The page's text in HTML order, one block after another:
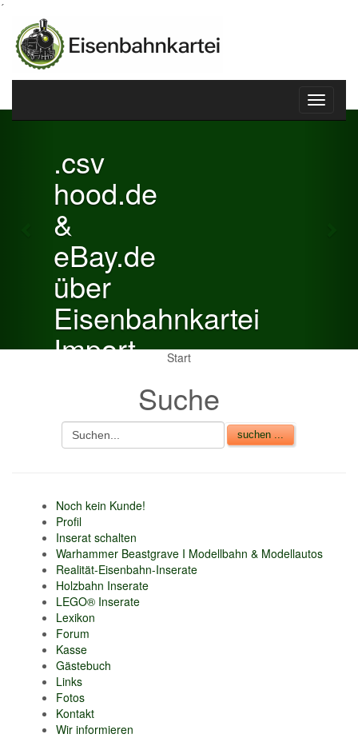
´
Toggle
Previous
Start
Suche
Noch kein Kunde!
Profil
Inserat schalten
Warhammer Beastgrave I Modellbahn & Modellautos
Realität-Eisenbahn-Inserate
Holzbahn Inserate
LEGO® Inserate
Lexikon
Forum
Kasse
Gästebuch
Links
Fotos
Kontakt
Wir informieren